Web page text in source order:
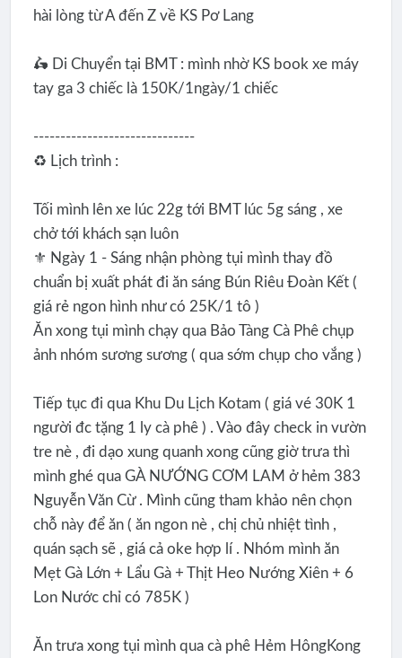
hài lòng từ A đến Z về KS Pơ Lang
🛵 Di Chuyển tại BMT : mình nhờ KS book xe máy
tay ga 3 chiếc là 150K/1ngày/1 chiếc
------------------------------
♻ Lịch trình :
Tối mình lên xe lúc 22g tới BMT lúc 5g sáng , xe
chở tới khách sạn luôn
⚜ Ngày 1 - Sáng nhận phòng tụi mình thay đồ
chuẩn bị xuất phát đi ăn sáng Bún Riêu Đoàn Kết (
giá rẻ ngon hình như có 25K/1 tô )
Ăn xong tụi mình chạy qua Bảo Tàng Cà Phê chụp
ảnh nhóm sương sương ( qua sớm chụp cho vắng )
Tiếp tục đi qua Khu Du Lịch Kotam ( giá vé 30K 1
người đc tặng 1 ly cà phê ) . Vào đây check in vườn
tre nè , đi dạo xung quanh xong cũng giờ trưa thì
mình ghé qua GÀ NƯỚNG CƠM LAM ở hẻm 383
Nguyễn Văn Cừ . Mình cũng tham khảo nên chọn
chỗ này để ăn ( ăn ngon nè , chị chủ nhiệt tình ,
quán sạch sẽ , giá cả oke hợp lí . Nhóm mình ăn
Mẹt Gà Lớn + Lẩu Gà + Thịt Heo Nướng Xiên + 6
Lon Nước chỉ có 785K )
Ăn trưa xong tụi mình qua cà phê Hẻm HôngKong